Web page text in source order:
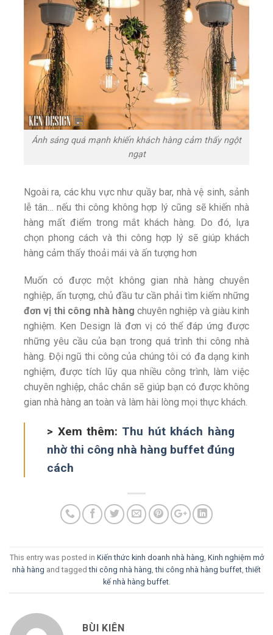
Ánh sáng quá mạnh khiến khách hàng cảm thấy ngột
ngạt
Ngoài ra, các khu vực như quầy bar, nhà vệ sinh, sảnh
lễ tân… nếu thi công không hợp lý cũng sẽ khiến nhà
hàng mất điểm trong mắt khách hàng. Do đó, lựa
chọn phong cách và thi công hợp lý sẽ giúp khách
hàng cảm thấy thoải mái và ấn tượng hơn
Muốn có được một không gian nhà hàng chuyên
nghiệp, ấn tượng, chủ đầu tư cần phải tìm kiếm những
đơn vị thi công nhà hàng chuyên nghiệp và giàu kinh
nghiệm. Ken Design là đơn vị có thể đáp ứng được
những yêu cầu của bạn trong quá trình thi công nhà
hàng. Đội ngũ thi công của chúng tôi có đa dạng kinh
nghiệm, được tích lũy qua nhiều công trình, làm việc
chuyên nghiệp, chắc chắn sẽ giúp bạn có được không
gian nhà hàng an toàn và làm hài lòng mọi thực khách.
> Xem thêm: Thu hút khách hàng
nhờ thi công nhà hàng buffet đúng
cách
This entry was posted in Kiến thức kinh doanh nhà hàng Kinh nghiệm mở
nhà hàng and taggedthi công nhà hàng ,thi công nhà hàng buffet ,thiết
kế nhà hàng buffet.
BÙI KIÊN